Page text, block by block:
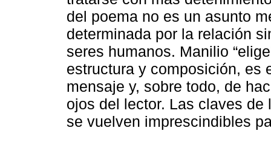
del poema no es un asunto
determinada por la relación
seres humanos. Manilio
estructura y composición, es
mensaje y, sobre todo, de
ojos del lector. Las claves
se vuelven imprescindibles